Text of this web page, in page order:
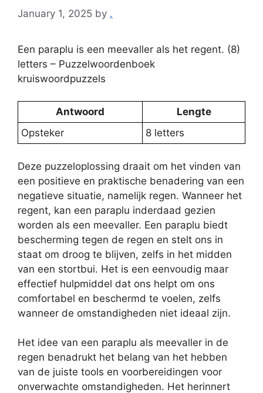
January 1, 2025 by .
Een paraplu is een meevaller als het regent. (8)
letters – Puzzelwoordenboek
kruiswoordpuzzels
Antwoord
Lengte
Opsteker
8 letters
Deze puzzeloplossing draait om het vinden van
een positieve en praktische benadering van een
negatieve situatie, namelijk regen. Wanneer het
regent, kan een paraplu inderdaad gezien
worden als een meevaller. Een paraplu biedt
bescherming tegen de regen en stelt ons in
staat om droog te blijven, zelfs in het midden
van een stortbui. Het is een eenvoudig maar
effectief hulpmiddel dat ons helpt om ons
comfortabel en beschermd te voelen, zelfs
wanneer de omstandigheden niet ideaal zijn.
Het idee van een paraplu als meevaller in de
regen benadrukt het belang van het hebben
van de juiste tools en voorbereidingen voor
onverwachte omstandigheden. Het herinnert